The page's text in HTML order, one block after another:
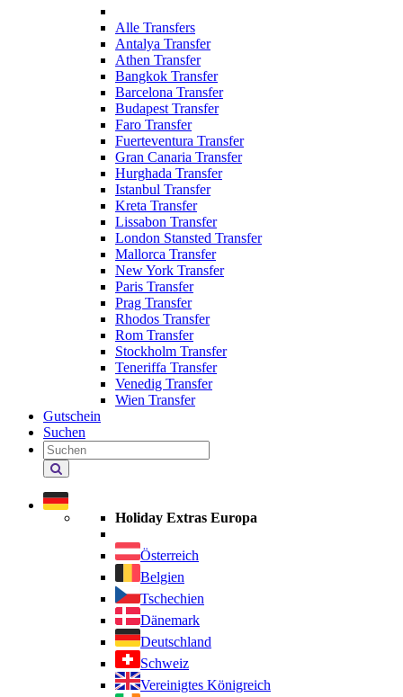
Alle Transfers
Antalya Transfer
Athen Transfer
Bangkok Transfer
Barcelona Transfer
Budapest Transfer
Faro Transfer
Fuerteventura Transfer
Gran Canaria Transfer
Hurghada Transfer
Istanbul Transfer
Kreta Transfer
Lissabon Transfer
London Stansted Transfer
Mallorca Transfer
New York Transfer
Paris Transfer
Prag Transfer
Rhodos Transfer
Rom Transfer
Stockholm Transfer
Teneriffa Transfer
Venedig Transfer
Wien Transfer
Gutschein
Suchen
Holiday
Extras
durchsuchen
Holiday Extras Europa
Österreich
Belgien
Tschechien
Dänemark
Deutschland
Schweiz
Vereinigtes Königreich